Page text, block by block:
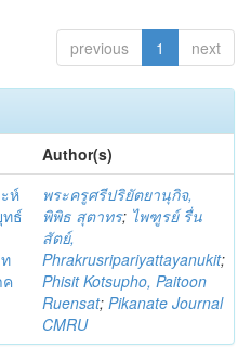
previous 1 next
Author(s)
ห์
ธ์
พระครูศรีปริยัตยานุกิจ,
พิพิธ สุตาทร; ไพฑูรย์ รื่น
สัตย์,
Phrakrusripariyattayanukit;
Phisit Kotsupho, Paitoon
Ruensat; Pikanate Journal
CMRU